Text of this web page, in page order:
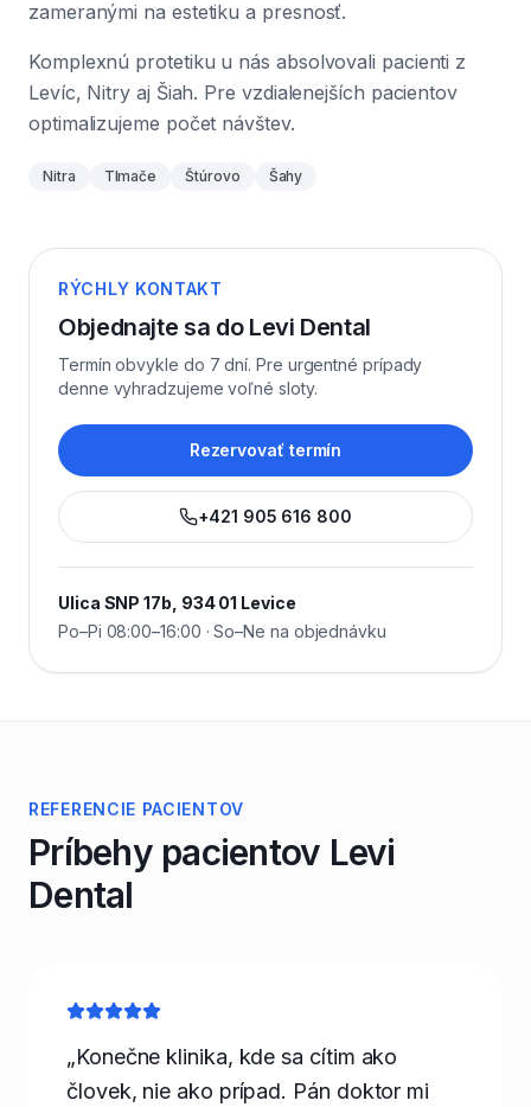
zameranými na estetiku a presnosť.
Komplexnú protetiku u nás absolvovali pacienti z
Levíc, Nitry aj Šiah. Pre vzdialenejších pacientov
optimalizujeme počet návštev.
Nitra Tlmače Štúrovo Šahy
RÝCHLY KONTAKT
Objednajte sa do Levi Dental
Termín obvykle do 7 dní. Pre urgentné prípady
denne vyhradzujeme voľné sloty.
Rezervovať termín
+421 905 616 800
Ulica SNP 17b, 934 01 Levice
Po–Pi 08:00–16:00 · So–Ne na objednávku
REFERENCIE PACIENTOV
Príbehy pacientov Levi
Dental
„Konečne klinika, kde sa cítim ako
človek, nie ako prípad. Pán doktor mi